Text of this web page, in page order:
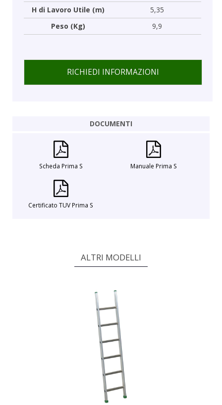
H di Lavoro Utile (m)
5,35
Peso (Kg)
9,9
RICHIEDI INFORMAZIONI
DOCUMENTI
Scheda Prima S Manuale Prima S
Certificato TUV Prima S
ALTRI MODELLI